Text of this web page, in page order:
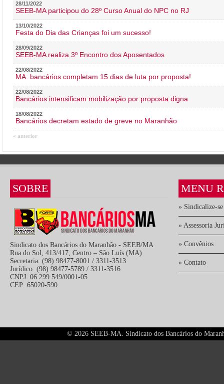
28/11/2022
SEEB-MA participou do 28º Curso Anual do NPC no RJ
13/10/2022
Festa do Dia das Crianças foi um sucesso!
28/09/2022
SEEB-MA realiza 3º Encontro dos Aposentados
22/08/2022
MA: bancários completam 15 dias de luta por proposta!
22/08/2022
Bancários intensificam mobilização por proposta digna
18/08/2022
Bancários decretam estado de greve no Maranhão
« anterior
SOBRE
Sindicato dos Bancários do Maranhão - SEEB/MA
Rua do Sol, 413/417, Centro – São Luís (MA)
Secretaria: (98) 98477-8001 / 3311-3513
Jurídico: (98) 98477-5789 / 3311-3516
CNPJ: 06.299.549/0001-05
CEP: 65020-590
MENU
» Sindicalize-se
» Assessoria
» Convênios
» Contato
© 2026 SEEB-MA. Sindicato dos Bancários do